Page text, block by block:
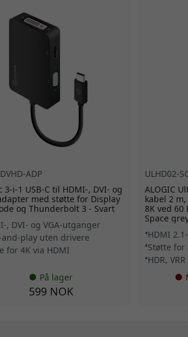
ADP
3-i-1 USB-C til HDMI-, DVI- og
med støtte for Display
og Thunderbolt 3 - Svart
, DVI- og VGA-utganger
and-play uten drivere
for 4K via HDMI
På lager
599 NOK
ULHD02-
ALOGIC
kabel 2
8K ved 60
Space
HDMI
Støtte for
HDR,